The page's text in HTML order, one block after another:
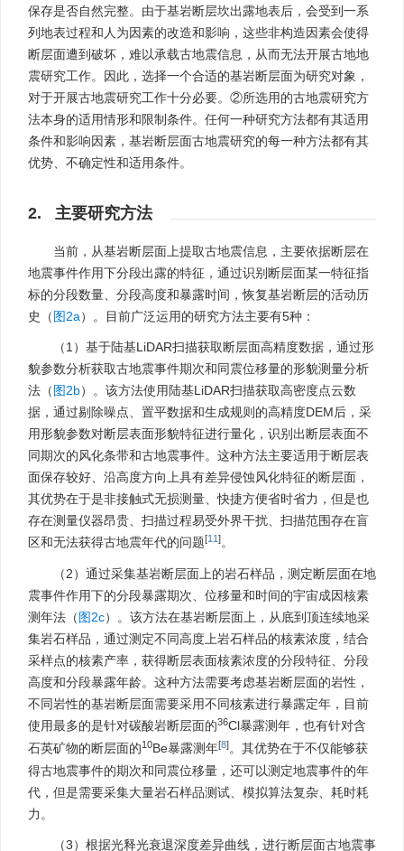
保存是否自然完整。由于基岩断层坎出露地表后，会受到一系
列地表过程和人为因素的改造和影响，这些非构造因素会使得
断层面遭到破坏，难以承载古地震信息，从而无法开展古地地
震研究工作。因此，选择一个合适的基岩断层面为研究对象，
对于开展古地震研究工作十分必要。②所选用的古地震研究方
法本身的适用情形和限制条件。任何一种研究方法都有其适用
条件和影响因素，基岩断层面古地震研究的每一种方法都有其
优势、不确定性和适用条件。
2. 主要研究方法
当前，从基岩断层面上提取古地震信息，主要依据断层在
地震事件作用下分段出露的特征，通过识别断层面某一特征指
标的分段数量、分段高度和暴露时间，恢复基岩断层的活动历
史（图2a）。目前广泛运用的研究方法主要有5种：
（1）基于陆基LiDAR扫描获取断层面高精度数据，通过形
貌参数分析获取古地震事件期次和同震位移量的形貌测量分析
法（图2b）。该方法使用陆基LiDAR扫描获取高密度点云数
据，通过剔除噪点、置平数据和生成规则的高精度DEM后，采
用形貌参数对断层表面形貌特征进行量化，识别出断层表面不
同期次的风化条带和古地震事件。这种方法主要适用于断层表
面保存较好、沿高度方向上具有差异侵蚀风化特征的断层面，
其优势在于是非接触式无损测量、快捷方便省时省力，但是也
存在测量仪器昂贵、扫描过程易受外界干扰、扫描范围存在盲
区和无法获得古地震年代的问题[11 ]。
（2）通过采集基岩断层面上的岩石样品，测定断层面在地
震事件作用下的分段暴露期次、位移量和时间的宇宙成因核素
测年法（图2c）。该方法在基岩断层面上，从底到顶连续地采
集岩石样品，通过测定不同高度上岩石样品的核素浓度，结合
采样点的核素产率，获得断层表面核素浓度的分段特征、分段
高度和分段暴露年龄。这种方法需要考虑基岩断层面的岩性，
不同岩性的基岩断层面需要采用不同核素进行暴露定年，目前
使用最多的是针对碳酸岩断层面的36Cl暴露测年，也有针对含
石英矿物的断层面的10Be暴露测年[8]。其优势在于不仅能够获
得古地震事件的期次和同震位移量，还可以测定地震事件的年
代，但是需要采集大量岩石样品测试、模拟算法复杂、耗时耗
力。
（3）根据光释光衰退深度差异曲线，进行断层面古地震事